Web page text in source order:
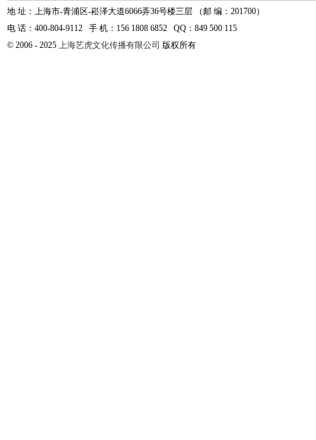
地 址：上海市-青浦区-崧泽大道6066弄36号楼三层 （邮 编：201700）
电 话：400-804-9112 手 机：156 1808 6852 QQ：849 500 115
© 2006 - 2025 上海艺虎文化传播有限公司 版权所有